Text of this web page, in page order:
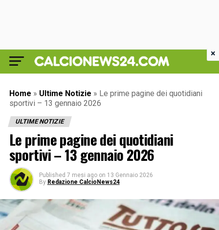
Home » Ultime Notizie » Le prime pagine dei quotidiani
sportivi – 13 gennaio 2026
ULTIME NOTIZIE
Le prime pagine dei quotidiani
sportivi – 13 gennaio 2026
Published 7 mesi ago on 13 Gennaio 2026
By Redazione CalcioNews24
×